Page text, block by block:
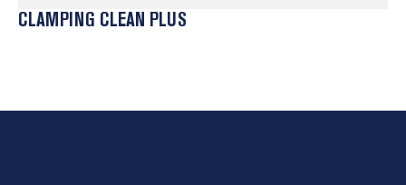
máquinas de injeção. A sua ação eficaz permite
CLAMPING CLEAN PLUS